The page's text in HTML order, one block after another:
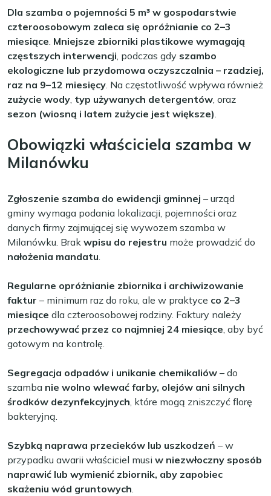
Dla szamba o pojemności 5 m³ w gospodarstwie
czteroosobowym zaleca się opróżnianie co 2–3
miesiące. Mniejsze zbiorniki plastikowe wymagają
częstszych interwencji, podczas gdy szambo
ekologiczne lub przydomowa oczyszczalnia – rzadziej,
raz na 9–12 miesięcy. Na częstotliwość wpływa również
zużycie wody, typ używanych detergentów, oraz
sezon (wiosną i latem zużycie jest większe).
Obowiązki właściciela szamba w
Milanówku
Zgłoszenie szamba do ewidencji gminnej – urząd
gminy wymaga podania lokalizacji, pojemności oraz
danych firmy zajmującej się wywozem szamba w
Milanówku. Brak wpisu do rejestru może prowadzić do
nałożenia mandatu.
Regularne opróżnianie zbiornika i archiwizowanie
faktur – minimum raz do roku, ale w praktyce co 2–3
miesiące dla czteroosobowej rodziny. Faktury należy
przechowywać przez co najmniej 24 miesiące, aby być
gotowym na kontrolę.
Segregacja odpadów i unikanie chemikaliów – do
szamba nie wolno wlewać farby, olejów ani silnych
środków dezynfekcyjnych, które mogą zniszczyć florę
bakteryjną.
Szybką naprawa przecieków lub uszkodzeń – w
przypadku awarii właściciel musi w niezwłoczny sposób
naprawić lub wymienić zbiornik, aby zapobiec
skażeniu wód gruntowych.